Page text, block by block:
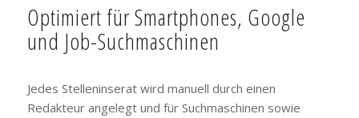
Optimiert für Smartphones, Google
und Job-Suchmaschinen
Jedes Stelleninserat wird manuell durch einen
Redakteur angelegt und für Suchmaschinen sowie